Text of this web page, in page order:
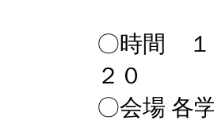
〇時間 １
２０
〇会場 各